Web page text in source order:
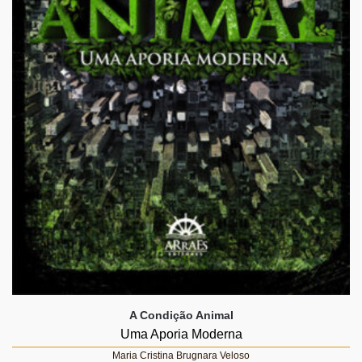
A Condição Animal
Uma Aporia Moderna
Maria Cristina Brugnara Veloso